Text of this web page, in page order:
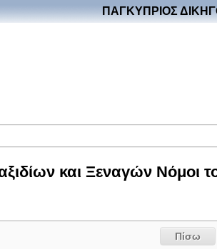
ΠΑΓΚΥΠΡΙΟΣ
και Ξεναγών Νόμοι
Πίσω